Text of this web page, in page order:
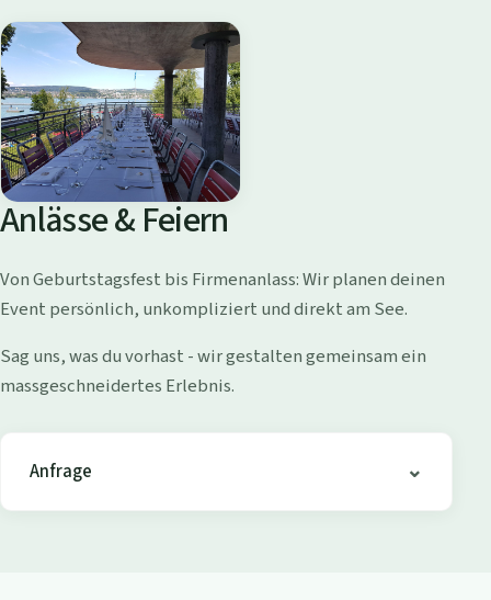
B
a
d
i
W
o
l
i
s
h
o
e
n
Anlässe & Feiern
Von Geburtstagsfest bis Firmenanlass: Wir planen deinen
Event persönlich, unkompliziert und direkt am See.
Sag uns, was du vorhast - wir gestalten gemeinsam ein
massgeschneidertes Erlebnis.
Anfrage